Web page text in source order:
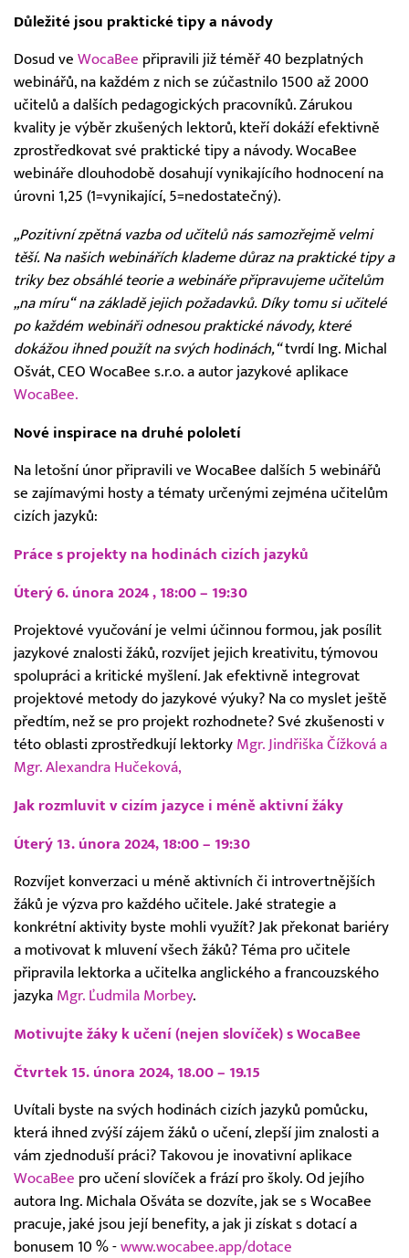
Důležité jsou praktické tipy a návody
Dosud ve WocaBee připravili již téměř 40 bezplatných
webinářů, na každém z nich se zúčastnilo 1500 až 2000
učitelů a dalších pedagogických pracovníků. Zárukou
kvality je výběr zkušených lektorů, kteří dokáží efektivně
zprostředkovat své praktické tipy a návody. WocaBee
webináře dlouhodobě dosahují vynikajícího hodnocení na
úrovni 1,25 (1=vynikající, 5=nedostatečný).
„Pozitivní zpětná vazba od učitelů nás samozřejmě velmi
těší. Na našich webinářích klademe důraz na praktické tipy a
triky bez obsáhlé teorie a webináře připravujeme učitelům
„na míru“ na základě jejich požadavků. Díky tomu si učitelé
po každém webináři odnesou praktické návody, které
dokážou ihned použít na svých hodinách,“tvrdí Ing. Michal
Ošvát, CEO WocaBee s.r.o. a autor jazykové aplikace
WocaBee.
Nové inspirace na druhé pololetí
Na letošní únor připravili ve WocaBee dalších 5 webinářů
se zajímavými hosty a tématy určenými zejména učitelům
cizích jazyků:
Práce s projekty na hodinách cizích jazyků
Úterý 6. února 2024 , 18:00 – 19:30
Projektové vyučování je velmi účinnou formou, jak posílit
jazykové znalosti žáků, rozvíjet jejich kreativitu, týmovou
spolupráci a kritické myšlení. Jak efektivně integrovat
projektové metody do jazykové výuky? Na co myslet ještě
předtím, než se pro projekt rozhodnete? Své zkušenosti v
této oblasti zprostředkují lektorky Mgr. Jindřiška Čížková a
Mgr. Alexandra Hučeková,
Jak rozmluvit v cizím jazyce i méně aktivní žáky
Úterý 13. února 2024, 18:00 – 19:30
Rozvíjet konverzaci u méně aktivních či introvertnějších
žáků je výzva pro každého učitele. Jaké strategie a
konkrétní aktivity byste mohli využít? Jak překonat bariéry
a motivovat k mluvení všech žáků? Téma pro učitele
připravila lektorka a učitelka anglického a francouzského
jazyka Mgr. Ľudmila Morbey.
Motivujte žáky k učení (nejen slovíček) s WocaBee
Čtvrtek 15. února 2024, 18.00 – 19.15
Uvítali byste na svých hodinách cizích jazyků pomůcku,
která ihned zvýší zájem žáků o učení, zlepší jim znalosti a
vám zjednoduší práci? Takovou je inovativní aplikace
WocaBee pro učení slovíček a frází pro školy. Od jejího
autora Ing. Michala Ošváta se dozvíte, jak se s WocaBee
pracuje, jaké jsou její benefity, a jak ji získat s dotací a
bonusem 10 % - www.wocabee.app/dotace